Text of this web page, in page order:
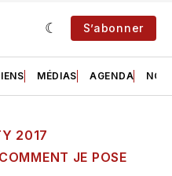
S’abonner
MÉDIAS AGENDA NOS
2017
JE POSE